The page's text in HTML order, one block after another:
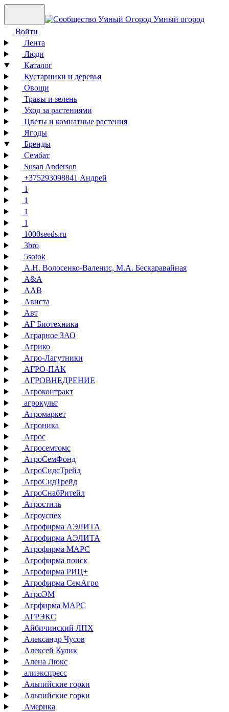
Умный огород
Войти
Лента
Люди
Каталог
Кустарники и деревья
Овощи
Травы и зелень
Уход за растениями
Цветы и комнатные растения
Ягоды
Бренды
Сембат
Susan Anderson
+375293098841 Андрей
1
1
1
1
1000seeds.ru
3bro
5sotok
А.Н. Волосенко-Валенис, М.А. Бескаравайная
А&А
ААВ
Ависта
Авт
АГ Биотехника
Аграрное ЗАО
Агрико
Агро-Лагутники
АГРО-ПАК
АГРОВНЕДРЕНИЕ
Агроконтракт
агрокульт
Агромаркет
Агроника
Агрос
Агросемтомс
АгроСемФонд
АгроСидсТрейд
АгроСидТрейд
АгроСнабРитейл
Агростиль
Агроуспех
Агрофирма АЭЛИТА
Агрофирма АЭЛИТА
Агрофирма МАРС
Агрофирма поиск
Агрофирма РИЦ+
Агрофирма СемАгро
АгроЭМ
Агрфирма МАРС
АГРЭКС
Айбичинский ЛПХ
Александр Чусов
Алексей Кулик
Алена Люкс
алиэкспресс
Альпийские горки
Альпийские горки
Америка